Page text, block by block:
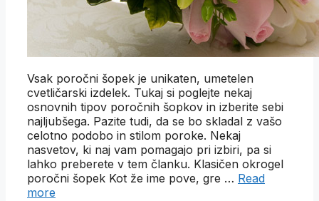
Vsak poročni šopek je unikaten, umetelen
cvetličarski izdelek. Tukaj si poglejte nekaj
osnovnih tipov poročnih šopkov in izberite sebi
najljubšega. Pazite tudi, da se bo skladal z vašo
celotno podobo in stilom poroke. Nekaj
nasvetov, ki naj vam pomagajo pri izbiri, pa si
lahko preberete v tem članku. Klasičen okrogel
poročni šopek Kot že ime pove, gre … Read
more